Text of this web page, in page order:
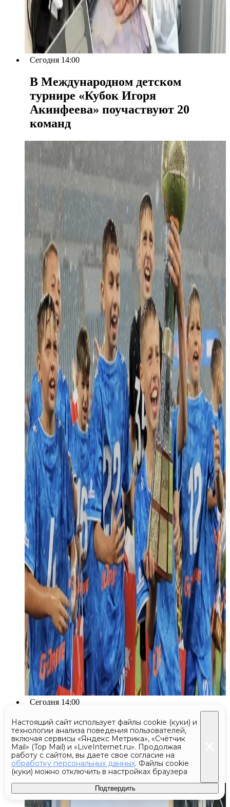
Сегодня 14:00
В Международном детском
турнире «Кубок Игоря
Акинфеева» поучаствуют 20
команд
Сегодня 14:00
В Луховицах стартовала
подготовка к выборам в
Государственную и Московскую
областную думы
Настоящий сайт использует файлы cookie (куки) и
технологии анализа поведения пользователей,
включая сервисы «Яндекс Метрика», «Счётчик
Mail» (Top Mail) и «LiveInternet.ru». Продолжая
работу с сайтом, вы даете свое согласие на
обработку персональных данных. Файлы cookie
(куки) можно отключить в настройках браузера
Подтвердить